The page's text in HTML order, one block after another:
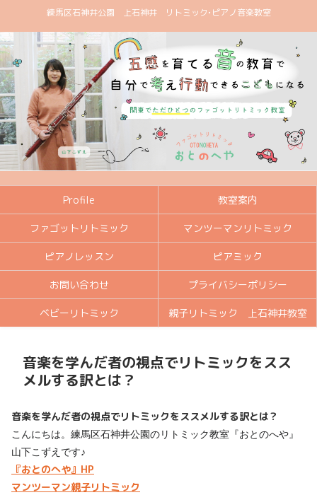
練馬区石神井公園 上石神井 リトミック•ピアノ音楽教室
Profile 教室案内
ファゴットリトミック マンツーマンリトミック
ピアノレッスン ピアミック
お問い合わせ プライバシーポリシー
ベビーリトミック 親子リトミック 上石神井教室
音楽を学んだ者の視点でリトミックをスス
メルする訳とは？
音楽を学んだ者の視点でリトミックをススメルする訳とは？
こんにちは。練馬区石神井公園のリトミック教室『おとのへや』
山下こずえです♪
『おとのへや』HP
マンツーマン親子リトミック